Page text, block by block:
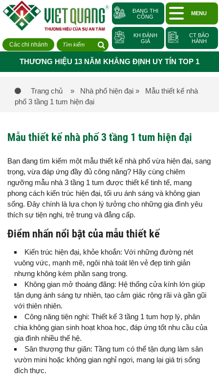
Các chi nhánh
ĐANG THI
CÔNG
MENU
KH ĐÁNH
GIÁ
CT BẢO
HÀNH
THƯƠNG HIỆU 13 NĂM KHẲNG ĐỊNH UY TÍN TOP 1
Trang chủ » Nhà phố hiện đại » Mẫu thiết kế nhà
phố 3 tầng 1 tum hiện đại
Mẫu thiết kế nhà phố 3 tầng 1 tum hiện đại
Bạn đang tìm kiếm một mẫu thiết kế nhà phố vừa hiện đại, sang
trọng, vừa đáp ứng đầy đủ công năng? Hãy cùng chiêm
ngưỡng mẫu nhà 3 tầng 1 tum được thiết kế tinh tế, mang
phong cách kiến trúc hiện đại, tối ưu ánh sáng và không gian
sống. Đây chính là lựa chọn lý tưởng cho những gia đình yêu
thích sự tiện nghi, trẻ trung và đẳng cấp.
Điểm nhấn nổi bật của mẫu thiết kế
Kiến trúc hiện đại, khỏe khoắn: Với những đường nét
vuông vức, mạnh mẽ, ngôi nhà toát lên vẻ đẹp tinh giản
nhưng không kém phần sang trọng.
Không gian mở thoáng đãng: Hệ thống cửa kính lớn giúp
tận dụng ánh sáng tự nhiên, tạo cảm giác rộng rãi và gần gũi
với thiên nhiên.
Công năng tiện nghi: Thiết kế 3 tầng 1 tum hợp lý, phân
chia không gian sinh hoạt khoa học, đáp ứng tốt nhu cầu của
gia đình nhiều thế hệ.
Sân thượng thư giãn: Tầng tum có thể tận dụng làm sân
vườn mini hoặc không gian nghỉ ngơi, mang lại giá trị sống
đích thực.